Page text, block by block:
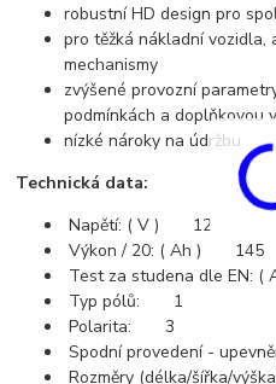
robustní HD design pro
pro těžká nákladní vozidla,
mechanismy
zvýšené provozní
podmínkách a doplňkovou
nízké nároky na údržbu
Technická data:
Napětí: ( V ) 12
Výkon / 20: ( Ah ) 145
Test za studena dle
Typ pólů: 1
Polarita: 3
Spodní provedení -
Rozměry (délka/šířka/